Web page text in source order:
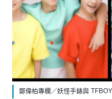
鄭偉柏專欄／妖怪手錶與